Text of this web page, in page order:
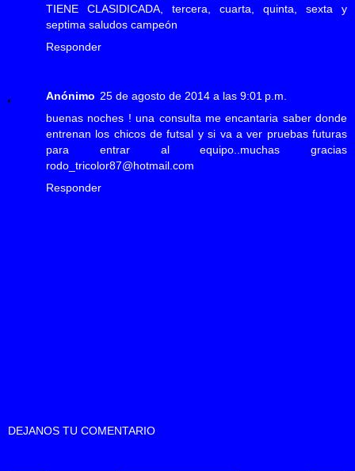
TIENE CLASIDICADA, tercera, cuarta, quinta, sexta y
septima saludos campeón
Responder
Anónimo 25 de agosto de 2014 a las 9:01 p.m.
buenas noches ! una consulta me encantaria saber donde
entrenan los chicos de futsal y si va a ver pruebas futuras
para entrar al equipo..muchas gracias
rodo_tricolor87@hotmail.com
Responder
DEJANOS TU COMENTARIO